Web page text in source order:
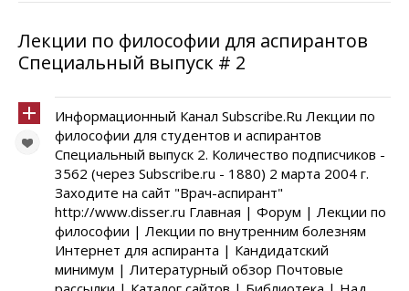
Лекции по философии для аспирантов
Специальный выпуск # 2
Информационный Канал Subscribe.Ru Лекции по
философии для студентов и аспирантов
Специальный выпуск 2. Количество подписчиков -
3562 (через Subscribe.ru - 1880) 2 марта 2004 г.
Заходите на сайт "Врач-аспирант"
http://www.disser.ru Главная | Форум | Лекции по
философии | Лекции по внутренним болезням
Интернет для аспиранта | Кандидатский
минимум | Литературный обзор Почтовые